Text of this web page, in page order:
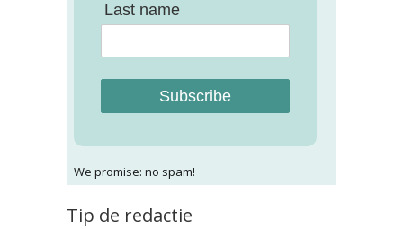
Last name
Subscribe
We promise: no spam!
Tip de redactie